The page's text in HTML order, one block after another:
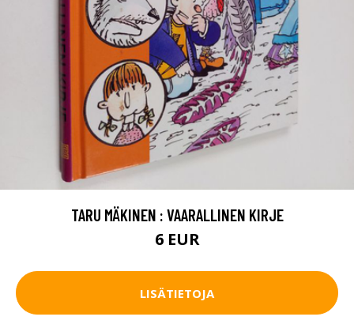
TARU MÄKINEN : VAARALLINEN KIRJE
6 EUR
LISÄTIETOJA